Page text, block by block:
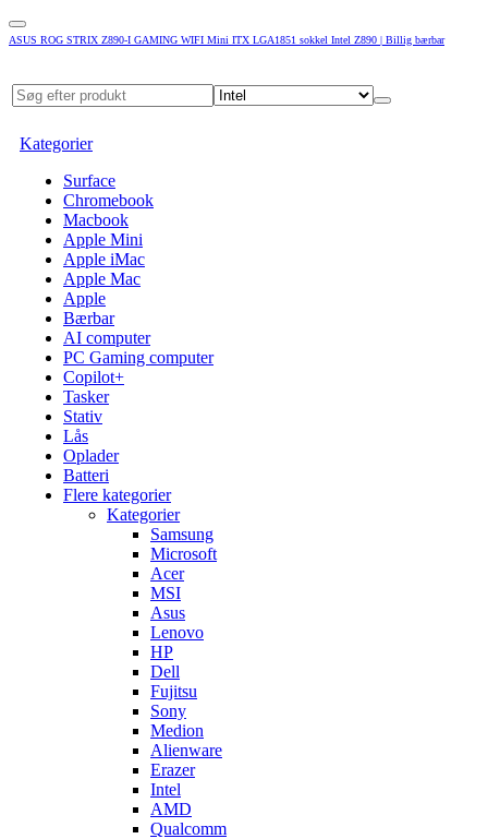
ASUS ROG STRIX Z890-I GAMING WIFI Mini ITX LGA1851 sokkel Intel Z890 | Billig bærbar
Kategorier
Surface
Chromebook
Macbook
Apple Mini
Apple iMac
Apple Mac
Apple
Bærbar
AI computer
PC Gaming computer
Copilot+
Tasker
Stativ
Lås
Oplader
Batteri
Flere kategorier
Kategorier
Samsung
Microsoft
Acer
MSI
Asus
Lenovo
HP
Dell
Fujitsu
Sony
Medion
Alienware
Erazer
Intel
AMD
Qualcomm